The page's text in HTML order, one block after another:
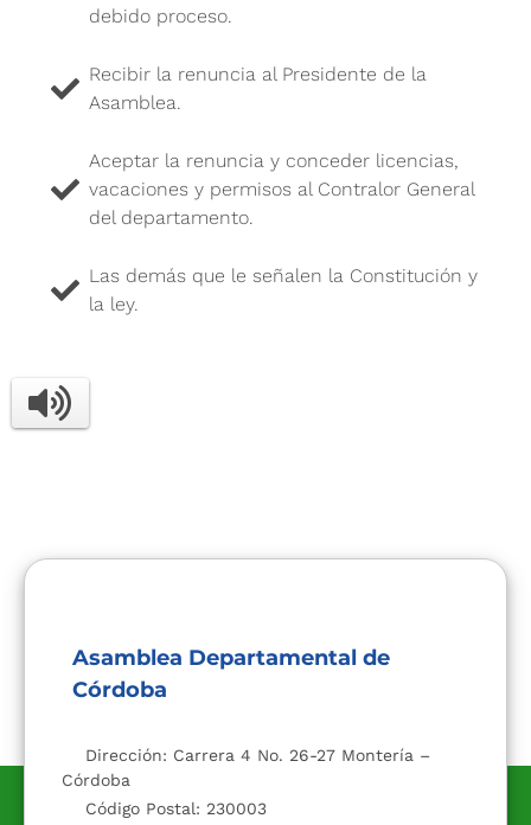
debido proceso.
Recibir la renuncia al Presidente de la
Asamblea.
Aceptar la renuncia y conceder licencias,
vacaciones y permisos al Contralor General
del departamento.
Las demás que le señalen la Constitución y
la ley.
Asamblea Departamental de
Córdoba
Dirección: Carrera 4 No. 26-27 Montería –
Córdoba
Código Postal: 230003